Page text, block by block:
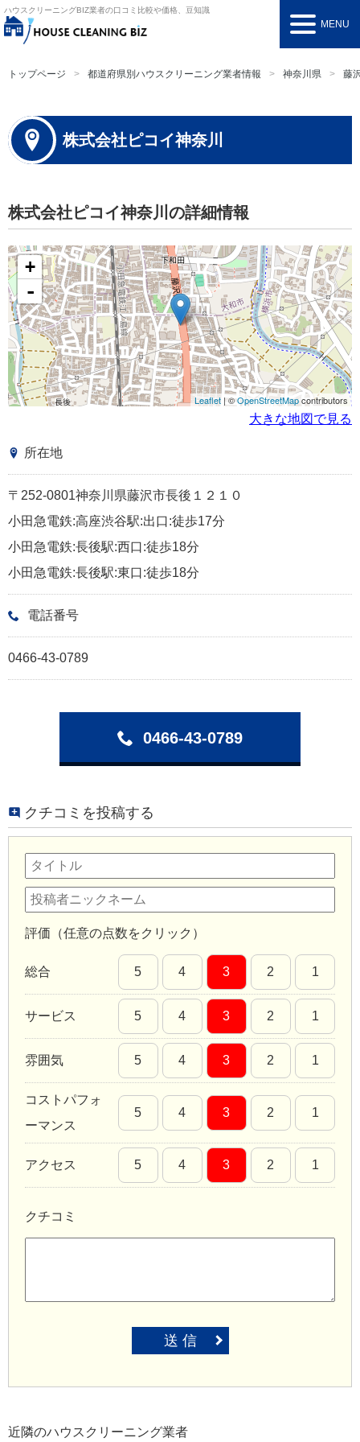
ハウスクリーニングBIZ業者の口コミ比較や価格、豆知識
MENU
トップページ 都道府県別ハウスクリーニング業者情報 神奈川県 藤
株式会社ピコイ神奈川
株式会社ピコイ神奈川の詳細情報
+
-
Leaflet | ©OpenStreetMapcontributors
大きな地図で見る
所在地
〒252-0801神奈川県藤沢市長後１２１０
小田急電鉄:高座渋谷駅:出口:徒歩17分
小田急電鉄:長後駅:西口:徒歩18分
小田急電鉄:長後駅:東口:徒歩18分
電話番号
0466-43-0789
0466-43-0789
クチコミを投稿する
評価（任意の点数をクリック）
総合 5 4 3 2 1
サービス 5 4 3 2 1
雰囲気 5 4 3 2 1
コストパフォ
ーマンス
5 4 3 2 1
アクセス 5 4 3 2 1
クチコミ
送 信
近隣のハウスクリーニング業者